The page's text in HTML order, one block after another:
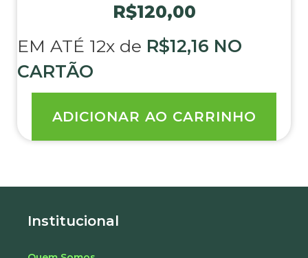
R$120,00
EM ATÉ 12x de R$12,16 NO
CARTÃO
ADICIONAR AO CARRINHO
Institucional